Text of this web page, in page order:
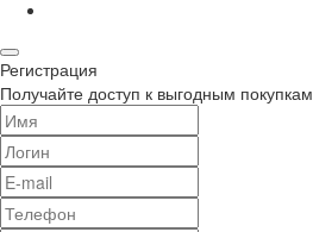
Регистрация
Получайте доступ к выгодным покупкам